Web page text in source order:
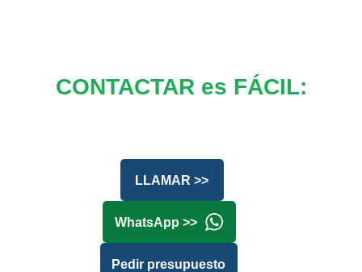
CONTACTAR es FÁCIL:
LLAMAR >>
WhatsApp >>
Pedir presupuesto